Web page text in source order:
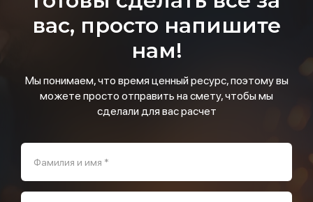
вас, просто напишите
нам!
Мы понимаем, что время ценный ресурс, поэтому вы
можете просто отправить на смету, чтобы мы
сделали для вас расчет
Фамилия и имя *